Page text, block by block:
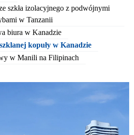
szkła izolacyjnego z podwójnymi
w Tanzanii
biura w Kanadzie
kopuły w Kanadzie
w Manili na Filipinach